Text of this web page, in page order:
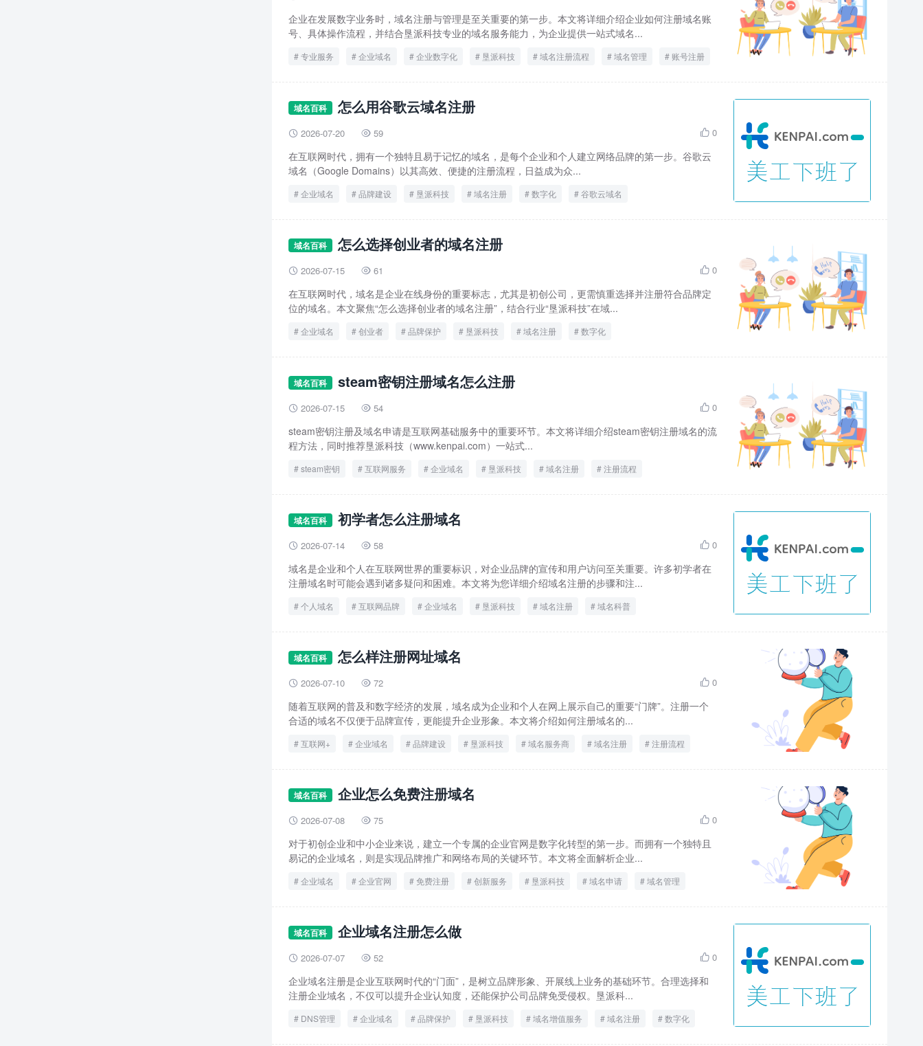
企业在发展数字业务时，域名注册与管理是至关重要的第一步。本文将详细介绍企业如何注册域名账
号、具体操作流程，并结合垦派科技专业的域名服务能力，为企业提供一站式域名...
专业服务 企业域名 企业数字化 垦派科技 域名注册流程 域名管理 账号注册
域名百科 怎么用谷歌云域名注册
 2026-07-20  59  0
在互联网时代，拥有一个独特且易于记忆的域名，是每个企业和个人建立网络品牌的第一步。谷歌云
域名（Google Domains）以其高效、便捷的注册流程，日益成为众...
企业域名 品牌建设 垦派科技 域名注册 数字化 谷歌云域名
域名百科 怎么选择创业者的域名注册
 2026-07-15  61  0
在互联网时代，域名是企业在线身份的重要标志，尤其是初创公司，更需慎重选择并注册符合品牌定
位的域名。本文聚焦“怎么选择创业者的域名注册”，结合行业“垦派科技”在域...
企业域名 创业者 品牌保护 垦派科技 域名注册 数字化
域名百科 steam密钥注册域名怎么注册
 2026-07-15  54  0
steam密钥注册及域名申请是互联网基础服务中的重要环节。本文将详细介绍steam密钥注册域名的流
程方法，同时推荐垦派科技（www.kenpai.com）一站式...
steam密钥 互联网服务 企业域名 垦派科技 域名注册 注册流程
域名百科 初学者怎么注册域名
 2026-07-14  58  0
域名是企业和个人在互联网世界的重要标识，对企业品牌的宣传和用户访问至关重要。许多初学者在
注册域名时可能会遇到诸多疑问和困难。本文将为您详细介绍域名注册的步骤和注...
个人域名 互联网品牌 企业域名 垦派科技 域名注册 域名科普
域名百科 怎么样注册网址域名
 2026-07-10  72  0
随着互联网的普及和数字经济的发展，域名成为企业和个人在网上展示自己的重要“门牌”。注册一个
合适的域名不仅便于品牌宣传，更能提升企业形象。本文将介绍如何注册域名的...
互联网+ 企业域名 品牌建设 垦派科技 域名服务商 域名注册 注册流程
域名百科 企业怎么免费注册域名
 2026-07-08  75  0
对于初创企业和中小企业来说，建立一个专属的企业官网是数字化转型的第一步。而拥有一个独特且
易记的企业域名，则是实现品牌推广和网络布局的关键环节。本文将全面解析企业...
企业域名 企业官网 免费注册 创新服务 垦派科技 域名申请
域名管理
域名百科 企业域名注册怎么做
 2026-07-07  52  0
企业域名注册是企业互联网时代的“门面”，是树立品牌形象、开展线上业务的基础环节。合理选择和
注册企业域名，不仅可以提升企业认知度，还能保护公司品牌免受侵权。垦派科...
DNS管理 企业域名 品牌保护 垦派科技 域名增值服务 域名注册 数字化